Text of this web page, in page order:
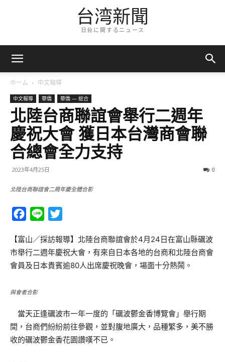
台湾新聞
日台に関するニュース
ホーム 中文報導
中文報導 華僑 華僑 — 総合
北陸台商聯誼會舉行二週年
慶祝大會 獲日本台灣商會聯
合總會全力支持
2023年4月25日 0
北陸台商聯誼會二周年慶全體合影
Facebook
Line
【富山／採訪報導】北陸台商聯誼會於4月24日在富山縣礪波
市舉行二週年慶祝大會，有來自日本各地的台商和北陸台商會
會員及日本貴賓逾80人出席慶祝晚會，場面十分熱鬧。
與會者合影
當天正逢礪波市一年一度的「礪波鬱金香博覽會」舉行期
間，台商們紛紛前往參觀，並對腹地廣大，品種繁多，美不勝
收的礪波鬱金香花園讚嘆不已。